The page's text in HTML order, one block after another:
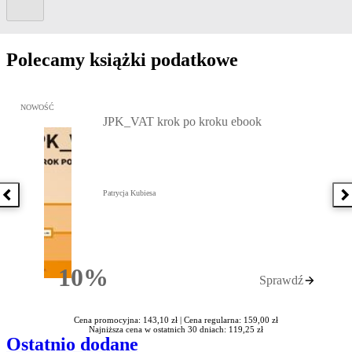
Polecamy książki podatkowe
Poprzednia książka
Przejdź do: JPK_VAT krok po kroku ebook, Patrycja Kubiesa -
NOWOŚĆ
10%Rabatu
JPK_VAT krok po kroku ebook
Patrycja Kubiesa
Sprawdź
Cena promocyjna: 143,10 zł | Cena regularna: 159,00 zł
Najniższa cena w ostatnich 30 dniach: 119,25 zł
Ostatnio dodane